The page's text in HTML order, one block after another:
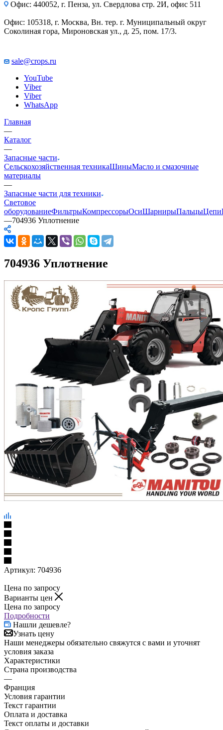
Офис: 440052, г. Пенза, ул. Свердлова стр. 2И, офис 511
Офис: 105318, г. Москва, Вн. тер. г. Муниципальный округ
Соколиная гора, Мироновская ул., д. 25, пом. 17/3.
sale@crops.ru
YouTube
Viber
Viber
WhatsApp
Главная
—
Каталог
—
Запасные части
Сельскохозяйственная техникаШиныМасло и смазочные
материалы
—
Запасные части для техники
Световое
оборудованиеФильтрыКомпрессорыОсиШарнирыПальцыЦепи
—704936 Уплотнение
704936 Уплотнение
Артикул: 704936
Цена по запросу
Варианты цен
Цена по запросу
Подробности
Нашли дешевле?
Узнать цену
Наши менеджеры обязательно свяжутся с вами и уточнят
условия заказа
Характеристики
Страна производства
—
Франция
Условия гарантии
Текст гарантии
Оплата и доставка
Текст оплаты и доставки